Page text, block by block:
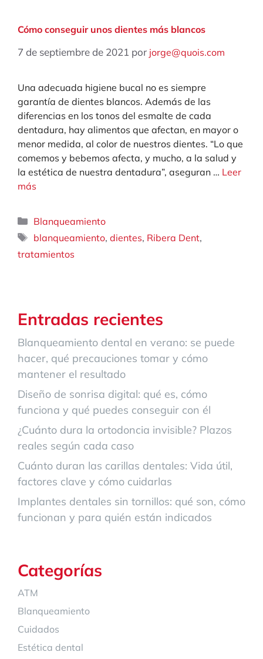
Cómo conseguir unos dientes más blancos
7 de septiembre de 2021 por jorge@quois.com
Una adecuada higiene bucal no es siempre
garantía de dientes blancos. Además de las
diferencias en los tonos del esmalte de cada
dentadura, hay alimentos que afectan, en mayor o
menor medida, al color de nuestros dientes. “Lo que
comemos y bebemos afecta, y mucho, a la salud y
la estética de nuestra dentadura”, aseguran … Leer
más
Categorías
Blanqueamiento
Etiquetas
blanqueamiento,dientes, Ribera Dent,
tratamientos
Entradas recientes
Blanqueamiento dental en verano: se puede
hacer, qué precauciones tomar y cómo
mantener el resultado
Diseño de sonrisa digital: qué es, cómo
funciona y qué puedes conseguir con él
¿Cuánto dura la ortodoncia invisible? Plazos
reales según cada caso
Cuánto duran las carillas dentales: Vida útil,
factores clave y cómo cuidarlas
Implantes dentales sin tornillos: qué son, cómo
funcionan y para quién están indicados
Categorías
ATM
Blanqueamiento
Cuidados
Estética dental